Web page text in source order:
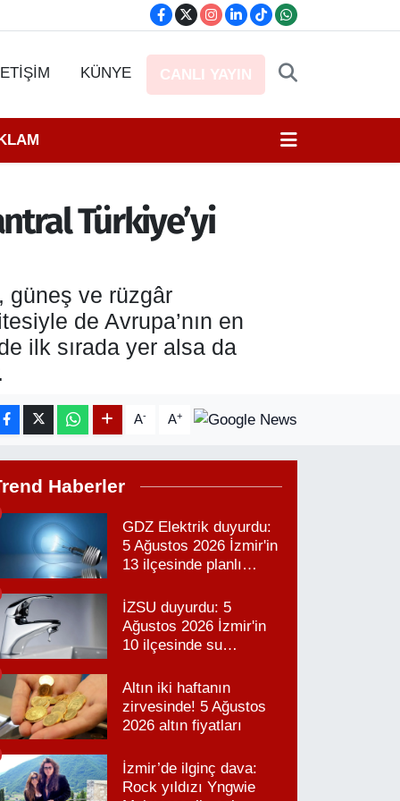
KÜNYE CANLI YAYIN
Türkiye’yi
güneş ve rüzgâr
de Avrupa’nın en
ilk sırada yer alsa da
A- A+
Haberler
GDZ Elektrik duyurdu:
5 Ağustos 2026 İzmir'in
13 ilçesinde planlı
İZSU duyurdu: 5
Ağustos 2026 İzmir'in
10 ilçesinde su
Altın iki haftanın
zirvesinde! 5 Ağustos
2026 altın fiyatları
İzmir’de ilginç dava:
Rock yıldızı Yngwie